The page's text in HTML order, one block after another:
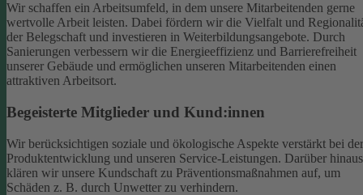
Wir schaffen ein Arbeitsumfeld, in dem unsere Mitarbeitenden gerne
wertvolle Arbeit leisten. Dabei fördern wir die Vielfalt und
der Belegschaft und investieren in Weiterbildungsangebote. Durch
Sanierungen verbessern wir die Energieeffizienz und Barrierefreiheit
unserer Gebäude und ermöglichen unseren Mitarbeitenden einen
attraktiven Arbeitsort.
Begeisterte Mitglieder und Kund:innen
Wir berücksichtigen soziale und ökologische Aspekte verstärkt bei der
Produktentwicklung und unseren Service-Leistungen. Darüber hinaus
klären wir unsere Kundschaft zu Präventionsmaßnahmen auf, um
Schäden z. B. durch Unwetter zu verhindern.